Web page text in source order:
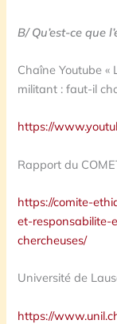
B/ Qu’est-ce que
Chaîne Youtube «
militant : faut-il
https://
Rapport du
https://comite-
et-responsabilite-
chercheuses/
Université de
https://